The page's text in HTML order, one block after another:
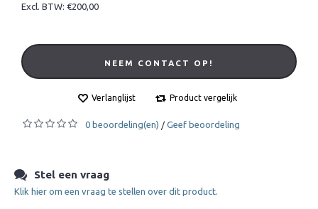
Excl. BTW: €200,00
NEEM CONTACT OP!
Verlanglijst Product vergelijk
0 beoordeling(en) / Geef beoordeling
Stel een vraag
Klik hier om een vraag te stellen over dit product.